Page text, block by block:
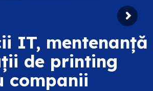
IT, mentenanță
de printing
companii